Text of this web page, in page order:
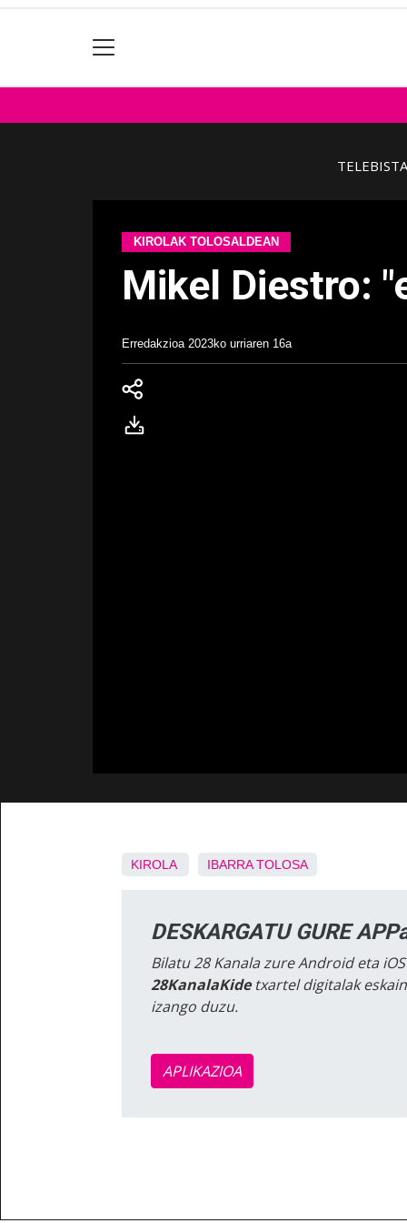
TELEBISTA
KIROLAK TOLOSALDEAN
Mikel Diestro:
Erredakzioa 2023ko urriaren 16a
KIROLA IBARRA TOLOSA
DESKARGATU GURE
Bilatu 28 Kanala zure Android eta
28KanalaKidetxartel digitalak
izango duzu.
APLIKAZIOA